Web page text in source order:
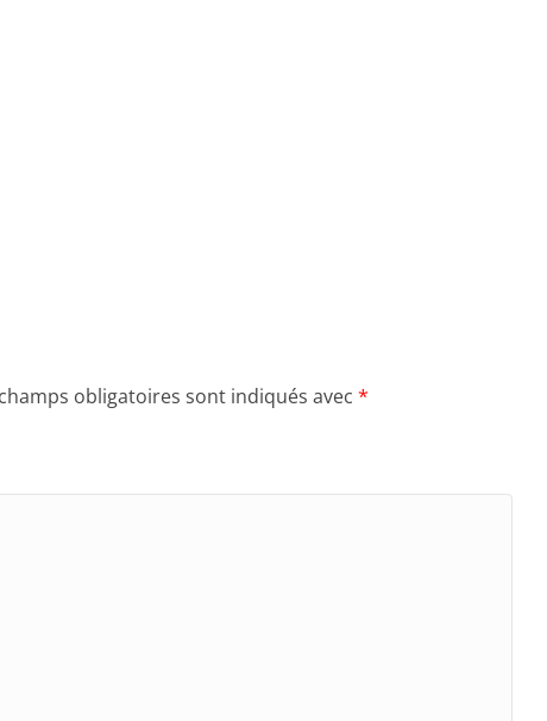
obligatoires sont indiqués avec *